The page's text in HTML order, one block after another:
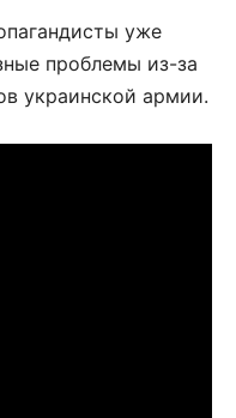
уже
проблемы из-за
украинской армии.